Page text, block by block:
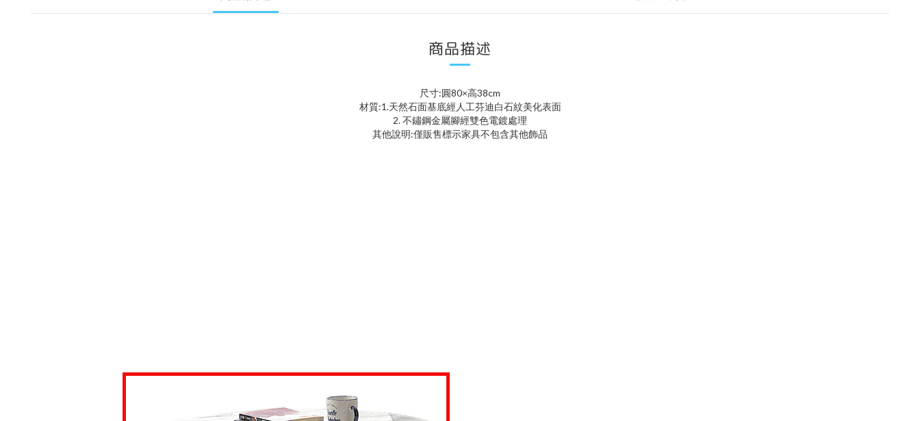
商品描述
尺寸:圓80×高38cm
材質:1.天然石面基底經人工芬迪白石紋美化表面
2. 不鏽鋼金屬腳經雙色電鍍處理
其他說明:僅販售標示家具不包含其他飾品